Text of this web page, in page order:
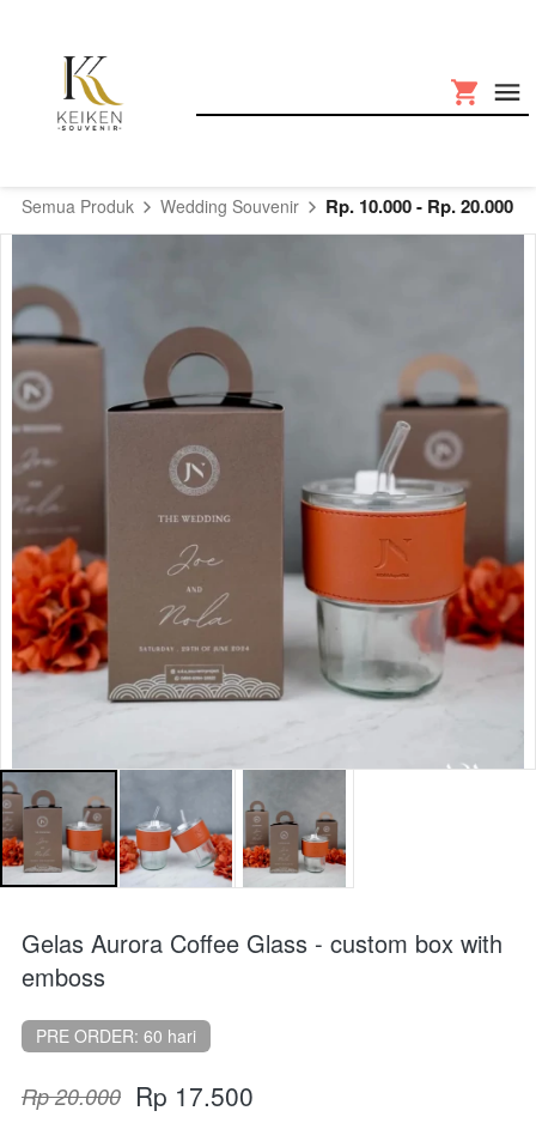
Semua Produk Wedding Souvenir Rp. 10.000 - Rp. 20.000
Gelas Aurora Coffee Glass - custom box with
emboss
PRE ORDER: 60 hari
Rp 20.000 Rp 17.500